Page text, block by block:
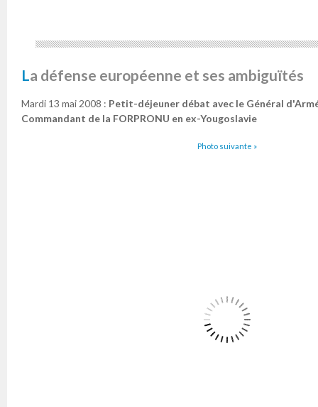
La défense européenne et ses ambiguïtés
Mardi 13 mai 2008 : Petit-déjeuner débat avec le Général
Commandant de la FORPRONU en ex-Yougoslavie
Photo suivante »